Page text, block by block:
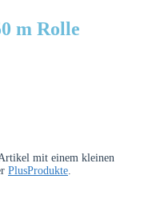
m Rolle
mit einem kleinen
PlusProdukte.